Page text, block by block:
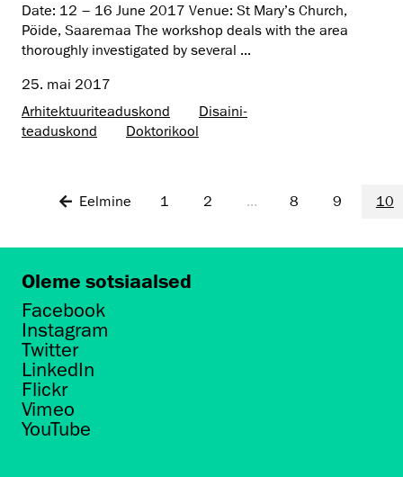
Date: 12 – 16 June 2017 Venue: St Mary’s Church,
Pöide, Saaremaa The workshop deals with the area
thoroughly investigated by several ...
25. mai 2017
Arhitektuuri­teaduskond
Disaini­­
teaduskond
Doktorikool
Eelmine 1 2 ... 8 9 10
Oleme sotsiaalsed
Facebook
Instagram
Twitter
LinkedIn
Flickr
Vimeo
YouTube